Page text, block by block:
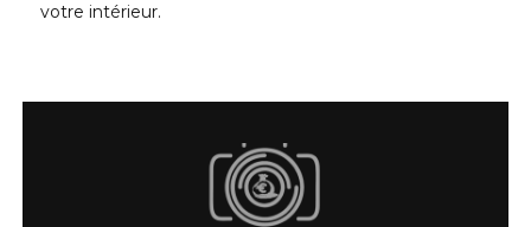
votre intérieur.